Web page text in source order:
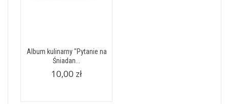
Album kulinarny "Pytanie na
Śniadan...
10,00 zł